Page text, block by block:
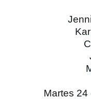
Martes 24